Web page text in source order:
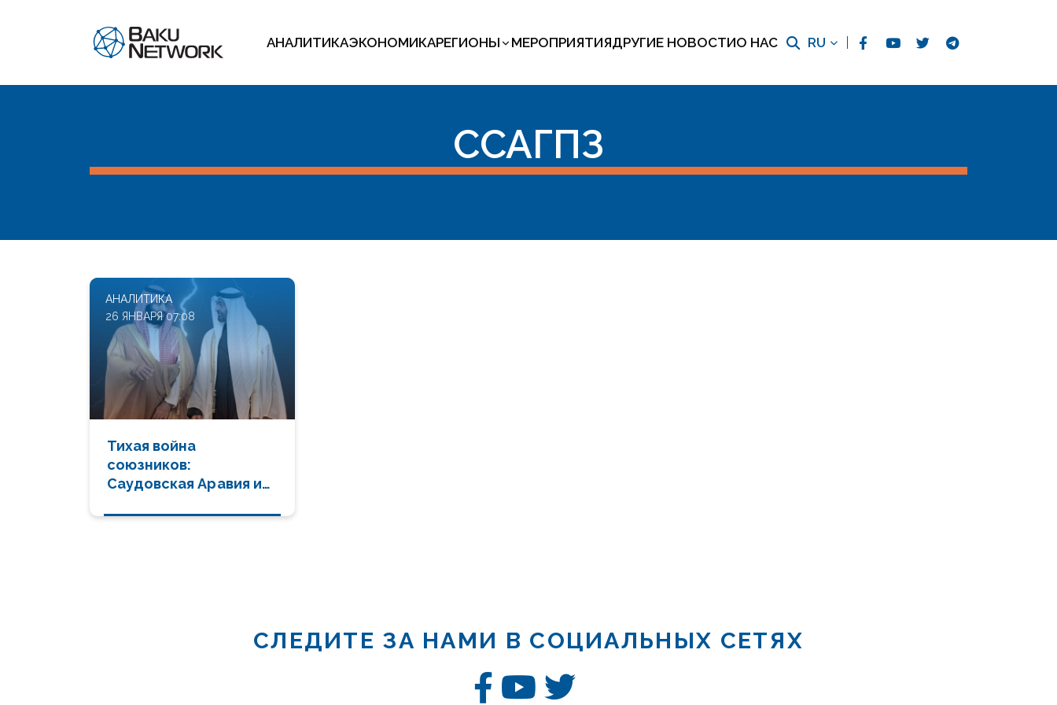
АНАЛИТИКАЭКОНОМИКАРЕГИОНЫ МЕРОПРИЯТИЯДРУГИЕ НОВОСТИО НАС RU
ССАГПЗ
АНАЛИТИКА
26 ЯНВАРЯ 07:08
Тихая война
союзников:
Саудовская Аравия и
Восток
СЛЕДИТЕ ЗА НАМИ В СОЦИАЛЬНЫХ СЕТЯХ